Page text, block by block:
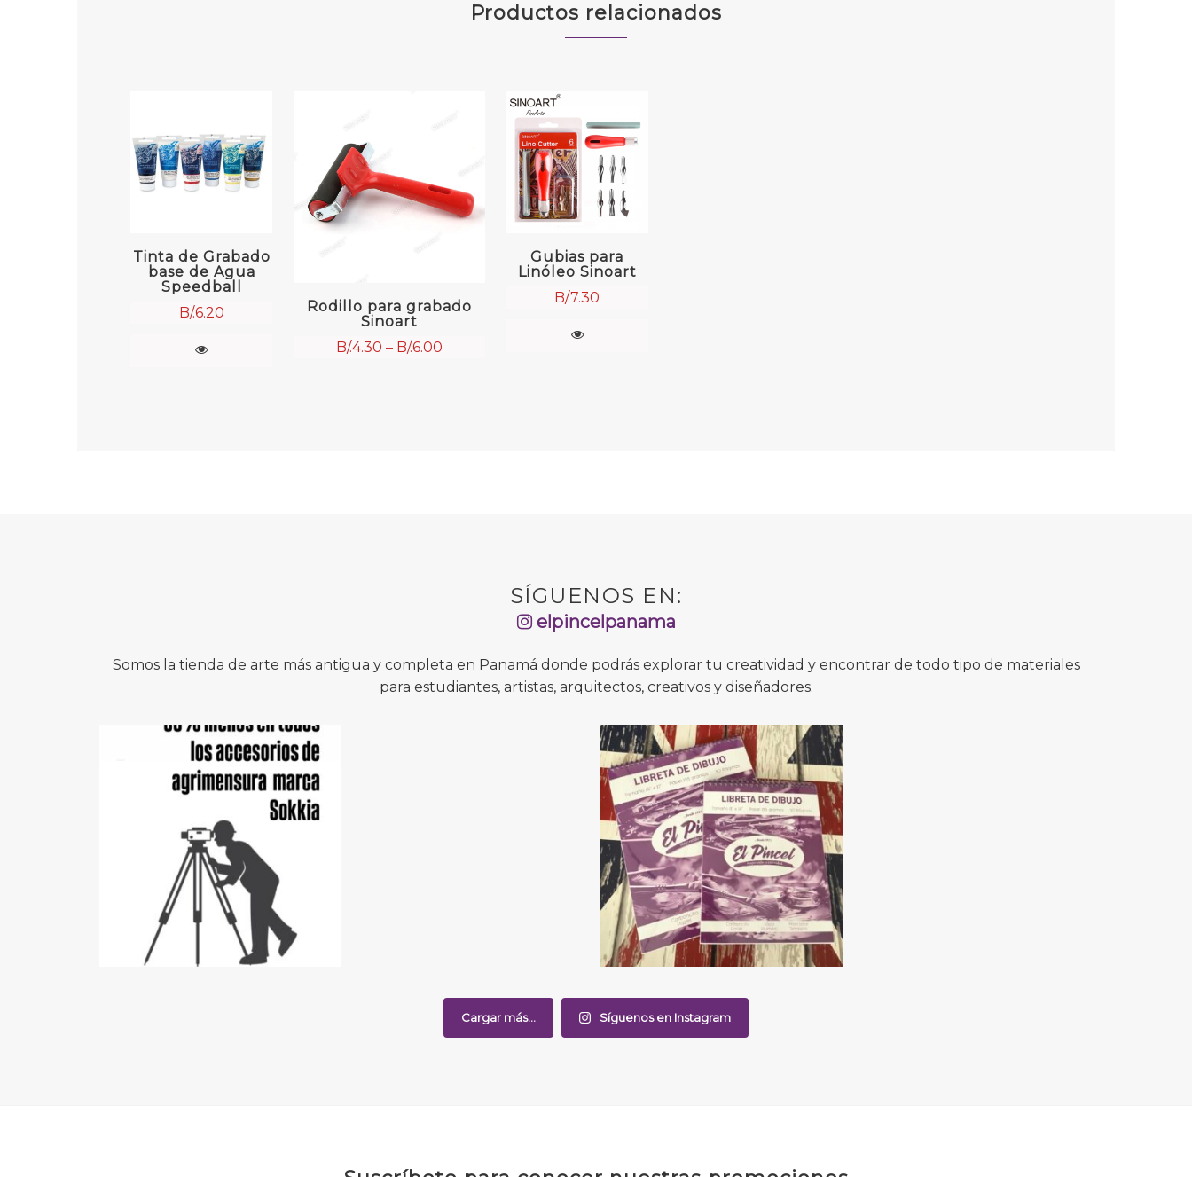
Productos relacionados
Tinta de Grabado
base de Agua
Speedball
B/.6.20
Rodillo para grabado
Sinoart
B/.4.30 – B/.6.00
Gubias para
Linóleo Sinoart
B/.7.30
SÍGUENOS EN:
elpincelpanama
Somos la tienda de arte más antigua y completa en Panamá donde podrás explorar tu creatividad y encontrar de todo tipo de materiales
para estudiantes, artistas, arquitectos, creativos y diseñadores.
Cargar más... Síguenos en Instagram